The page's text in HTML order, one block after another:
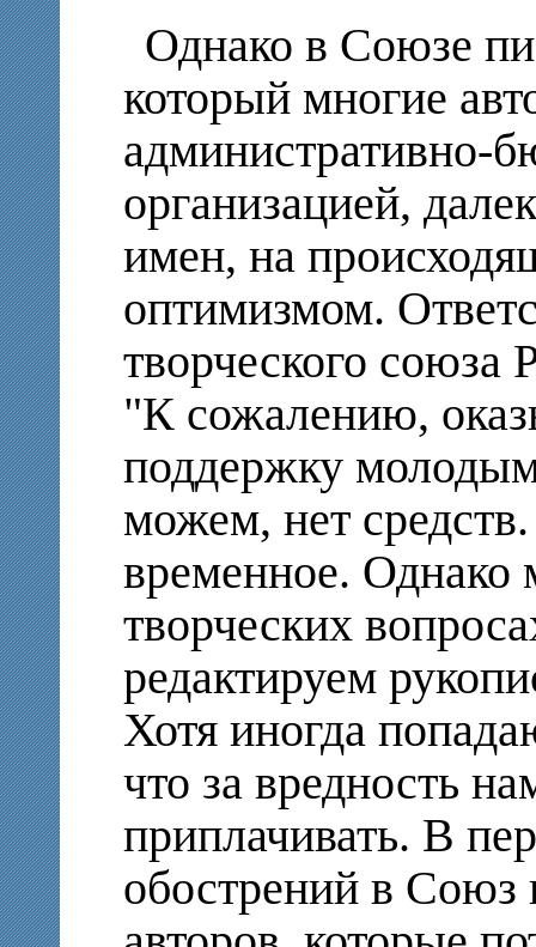
Однако в Cоюзе
который многие
административно-
организацией,
имен, на
оптимизмом.
творческого союза
"К сожалению,
поддержку
можем, нет
временное. Однако
творческих
редактируем
Хотя иногда
что за вредность
приплачивать. В
обострений в Союз